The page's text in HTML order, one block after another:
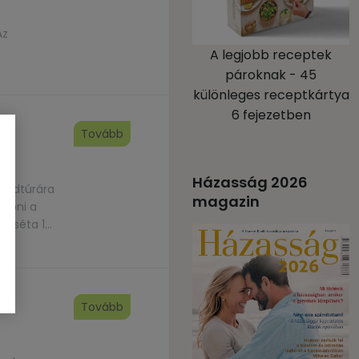
a
séta 1-
Tovább
Tovább
A legjobb receptek
pároknak - 45
különleges receptkártya
6 fejezetben
Házasság 2026
magazin